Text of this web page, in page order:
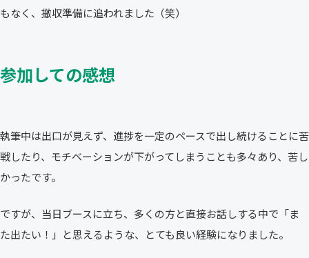
もなく、撤収準備に追われました（笑）
参加しての感想
執筆中は出口が見えず、進捗を一定のペースで出し続けることに苦
戦したり、モチベーションが下がってしまうことも多々あり、苦し
かったです。
ですが、当日ブースに立ち、多くの方と直接お話しする中で「ま
た出たい！」と思えるような、とても良い経験になりました。